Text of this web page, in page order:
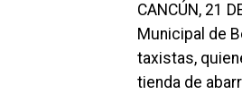
CANCÚN, 21
Municipal de
taxistas,
tienda de